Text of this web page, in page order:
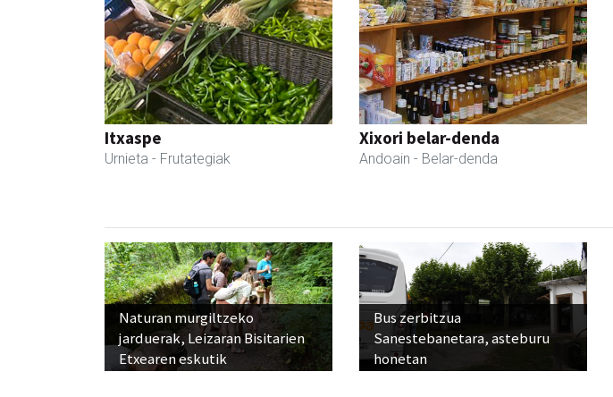
Itxaspe
Urnieta - Frutategiak
Xixori belar-denda
Andoain - Belar-denda
Naturan murgiltzeko
jarduerak, Leizaran Bisitarien
Etxearen eskutik
Bus zerbitzua
Sanestebanetara, asteburu
honetan